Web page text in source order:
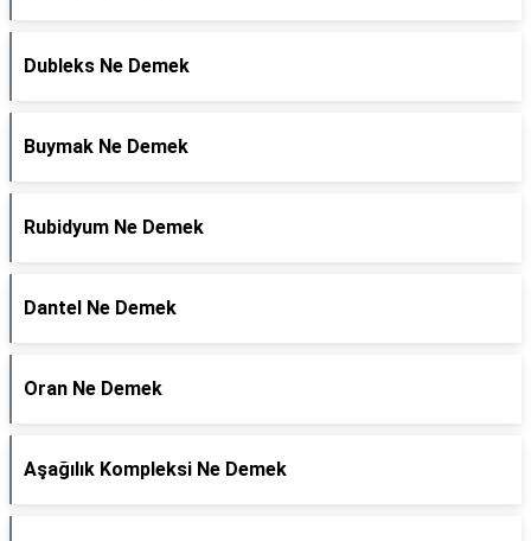
Dubleks Ne Demek
Buymak Ne Demek
Rubidyum Ne Demek
Dantel Ne Demek
Oran Ne Demek
Aşağılık Kompleksi Ne Demek